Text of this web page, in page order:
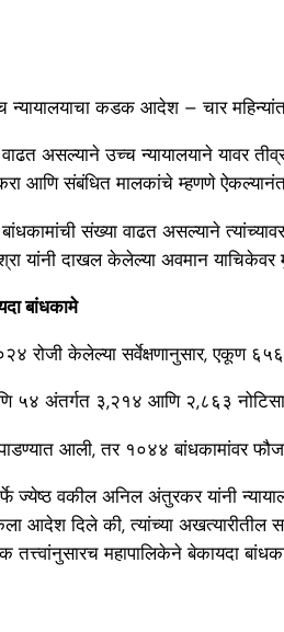
न्यायालयाचा कडक आदेश – चार
असल्याने उच्च न्यायालयाने यावर
आणि संबंधित मालकांचे म्हणणे ऐकल्यानंतर
बांधकामांची संख्या वाढत असल्याने
यांनी दाखल केलेल्या अवमान
बांधकामे
रोजी केलेल्या सर्वेक्षणानुसार, एकूण
५४ अंतर्गत ३,२१४ आणि २,८६३
आली, तर १०४४ बांधकामांवर
ज्येष्ठ वकील अनिल अंतुरकर यांनी
आदेश दिले की, त्यांच्या अखत्यारीतील
तत्त्वांनुसारच महापालिकेने बेकायदा